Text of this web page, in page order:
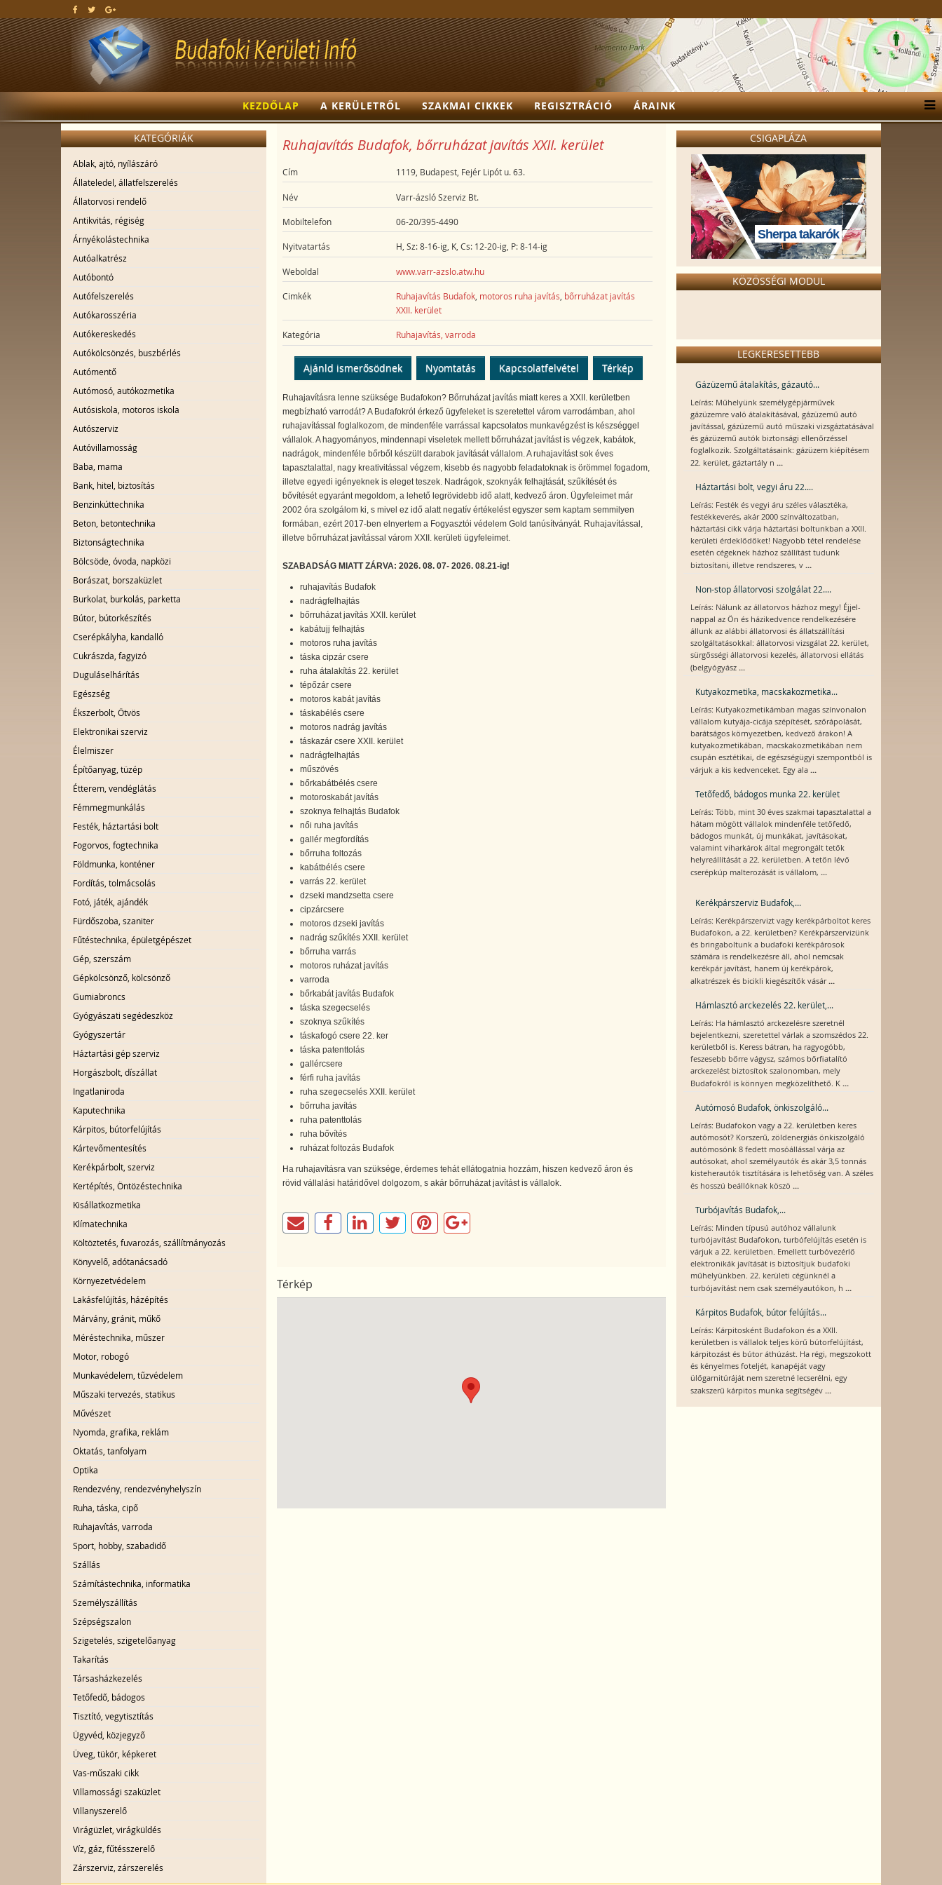
KEZDŐLAP A KERÜLETRŐL SZAKMAI CIKKEK REGISZTRÁCIÓ ÁRAINK
KATEGÓRIÁK
Ablak, ajtó, nyílászáró
Állateledel, állatfelszerelés
Állatorvosi rendelő
Antikvitás, régiség
Árnyékolástechnika
Autóalkatrész
Autóbontó
Autófelszerelés
Autókarosszéria
Autókereskedés
Autókölcsönzés, buszbérlés
Autómentő
Autómosó, autókozmetika
Autósiskola, motoros iskola
Autószerviz
Autóvillamosság
Baba, mama
Bank, hitel, biztosítás
Benzinkúttechnika
Beton, betontechnika
Biztonságtechnika
Bölcsöde, óvoda, napközi
Borászat, borszaküzlet
Burkolat, burkolás, parketta
Bútor, bútorkészítés
Cserépkályha, kandalló
Cukrászda, fagyizó
Duguláselhárítás
Egészség
Ékszerbolt, Ötvös
Elektronikai szerviz
Élelmiszer
Építőanyag, tüzép
Étterem, vendéglátás
Fémmegmunkálás
Festék, háztartási bolt
Fogorvos, fogtechnika
Földmunka, konténer
Fordítás, tolmácsolás
Fotó, játék, ajándék
Fürdőszoba, szaniter
Fűtéstechnika, épületgépészet
Gép, szerszám
Gépkölcsönző, kölcsönző
Gumiabroncs
Gyógyászati segédeszköz
Gyógyszertár
Háztartási gép szerviz
Horgászbolt, díszállat
Ingatlaniroda
Kaputechnika
Kárpitos, bútorfelújítás
Kártevőmentesítés
Kerékpárbolt, szerviz
Kertépítés, Öntözéstechnika
Kisállatkozmetika
Klímatechnika
Költöztetés, fuvarozás, szállítmányozás
Könyvelő, adótanácsadó
Környezetvédelem
Lakásfelújítás, házépítés
Márvány, gránit, műkő
Méréstechnika, műszer
Motor, robogó
Munkavédelem, tűzvédelem
Műszaki tervezés, statikus
Művészet
Nyomda, grafika, reklám
Oktatás, tanfolyam
Optika
Rendezvény, rendezvényhelyszín
Ruha, táska, cipő
Ruhajavítás, varroda
Sport, hobby, szabadidő
Szállás
Számítástechnika, informatika
Személyszállítás
Szépségszalon
Szigetelés, szigetelőanyag
Takarítás
Társasházkezelés
Tetőfedő, bádogos
Tisztító, vegytisztítás
Ügyvéd, közjegyző
Üveg, tükör, képkeret
Vas-műszaki cikk
Villamossági szaküzlet
Villanyszerelő
Virágüzlet, virágküldés
Víz, gáz, fűtésszerelő
Zárszerviz, zárszerelés
Ruhajavítás Budafok, bőrruházat javítás XXII. kerület
Cím 1119, Budapest, Fejér Lipót u. 63.
Név Varr-ázsló Szerviz Bt.
Mobiltelefon 06-20/395-4490
Nyitvatartás H, Sz: 8-16-ig, K, Cs: 12-20-ig, P: 8-14-ig
Weboldal www.varr-azslo.atw.hu
Cimkék Ruhajavítás Budafok, motoros ruha javítás bőrruházat javítás
XXII. kerület
Kategória Ruhajavítás, varroda
Ajánld ismerősödnek Nyomtatás Kapcsolatfelvétel Térkép
Ruhajavításra lenne szüksége Budafokon? Bőrruházat javítás miatt keres a XXII. kerületben
megbízható varrodát? A Budafokról érkező ügyfeleket is szeretettel várom varrodámban, ahol
ruhajavítással foglalkozom, de mindenféle varrással kapcsolatos munkavégzést is készséggel
vállalok. A hagyományos, mindennapi viseletek mellett bőrruházat javítást is végzek, kabátok,
nadrágok, mindenféle bőrből készült darabok javítását vállalom. A ruhajavítást sok éves
tapasztalattal, nagy kreativitással végzem, kisebb és nagyobb feladatoknak is örömmel fogadom,
illetve egyedi igényeknek is eleget teszek. Nadrágok, szoknyák felhajtását, szűkítését és
bővítését egyaránt megoldom, a lehető legrövidebb idő alatt, kedvező áron. Ügyfeleimet már
2002 óra szolgálom ki, s mivel ez idő alatt negatív értékelést egyszer sem kaptam semmilyen
formában, ezért 2017-ben elnyertem a Fogyasztói védelem Gold tanúsítványát. Ruhajavítással,
illetve bőrruházat javítással várom XXII. kerületi ügyfeleimet.
SZABADSÁG MIATT ZÁRVA: 2026. 08. 07- 2026. 08.21-ig!
ruhajavítás Budafok
nadrágfelhajtás
bőrruházat javítás XXII. kerület
kabátujj felhajtás
motoros ruha javítás
táska cipzár csere
ruha átalakítás 22. kerület
tépőzár csere
motoros kabát javítás
táskabélés csere
motoros nadrág javítás
táskazár csere XXII. kerület
nadrágfelhajtás
műszövés
bőrkabátbélés csere
motoroskabát javítás
szoknya felhajtás Budafok
női ruha javítás
gallér megfordítás
bőrruha foltozás
kabátbélés csere
varrás 22. kerület
dzseki mandzsetta csere
cipzárcsere
motoros dzseki javítás
nadrág szűkítés XXII. kerület
bőrruha varrás
motoros ruházat javítás
varroda
bőrkabát javítás Budafok
táska szegecselés
szoknya szűkítés
táskafogó csere 22. ker
táska patenttolás
gallércsere
férfi ruha javítás
ruha szegecselés XXII. kerület
bőrruha javítás
ruha patenttolás
ruha bővítés
ruházat foltozás Budafok
Ha ruhajavításra van szüksége, érdemes tehát ellátogatnia hozzám, hiszen kedvező áron és
rövid vállalási határidővel dolgozom, s akár bőrruházat javítást is vállalok.
Térkép
CSIGAPLÁZA
Sherpa takarók
KÖZÖSSÉGI MODUL
LEGKERESETTEBB
Gázüzemű átalakítás, gázautó...
Leírás: Műhelyünk személygépjárművek
gázüzemre való átalakításával, gázüzemű autó
javítással, gázüzemű autó műszaki vizsgáztatásával
és gázüzemű autók biztonsági ellenőrzéssel
foglalkozik. Szolgáltatásaink: gázüzem kiépítésem
22. kerület, gáztartály n ...
Háztartási bolt, vegyi áru 22....
Leírás: Festék és vegyi áru széles választéka,
festékkeverés, akár 2000 színváltozatban,
háztartási cikk várja háztartási boltunkban a XXII.
kerületi érdeklődőket! Nagyobb tétel rendelése
esetén cégeknek házhoz szállítást tudunk
biztosítani, illetve rendszeres, v ...
Non-stop állatorvosi szolgálat 22....
Leírás: Nálunk az állatorvos házhoz megy! Éjjel-
nappal az Ön és házikedvence rendelkezésére
állunk az alábbi állatorvosi és állatszállítási
szolgáltatásokkal: állatorvosi vizsgálat 22. kerület,
sürgősségi állatorvosi kezelés, állatorvosi ellátás
(belgyógyász ...
Kutyakozmetika, macskakozmetika...
Leírás: Kutyakozmetikámban magas színvonalon
vállalom kutyája-cicája szépítését, szőrápolását,
barátságos környezetben, kedvező árakon! A
kutyakozmetikában, macskakozmetikában nem
csupán esztétikai, de egészségügyi szempontból is
várjuk a kis kedvenceket. Egy ala ...
Tetőfedő, bádogos munka 22. kerület
Leírás: Több, mint 30 éves szakmai tapasztalattal a
hátam mögött vállalok mindenféle tetőfedő,
bádogos munkát, új munkákat, javításokat,
valamint viharkárok által megrongált tetők
helyreállítását a 22. kerületben. A tetőn lévő
cserépkúp malterozását is vállalom, ...
Kerékpárszerviz Budafok,...
Leírás: Kerékpárszervizt vagy kerékpárboltot keres
Budafokon, a 22. kerületben? Kerékpárszervizünk
és bringaboltunk a budafoki kerékpárosok
számára is rendelkezésre áll, ahol nemcsak
kerékpár javítást, hanem új kerékpárok,
alkatrészek és bicikli kiegészítők vásár...
Hámlasztó arckezelés 22. kerület,...
Leírás: Ha hámlasztó arckezelésre szeretnél
bejelentkezni, szeretettel várlak a szomszédos 22.
kerületből is. Keress bátran, ha ragyogóbb,
feszesebb bőrre vágysz, számos bőrfiatalító
arckezelést biztosítok szalonomban, mely
Budafokról is könnyen megközelíthető. K ...
Autómosó Budafok, önkiszolgáló...
Leírás: Budafokon vagy a 22. kerületben keres
autómosót? Korszerű, zöldenergiás önkiszolgáló
autómosónk 8 fedett mosóállással várja az
autósokat, ahol személyautók és akár 3,5 tonnás
kisteherautók tisztítására is lehetőség van. A széles
és hosszú beállóknak köszö ...
Turbójavítás Budafok,...
Leírás: Minden típusú autóhoz vállalunk
turbójavítást Budafokon, turbófelújítás esetén is
várjuk a 22. kerületben. Emellett turbóvezérlő
elektronikák javítását is biztosítjuk budafoki
műhelyünkben. 22. kerületi cégünknél a
turbójavítást nem csak személyautókon, h ...
Kárpitos Budafok, bútor felújítás...
Leírás: Kárpitosként Budafokon és a XXII.
kerületben is vállalok teljes körű bútorfelújítást,
kárpitozást és bútor áthúzást. Ha régi, megszokott
és kényelmes foteljét, kanapéját vagy
ülőgarnitúráját nem szeretné lecserélni, egy
szakszerű kárpitos munka segítségév ...